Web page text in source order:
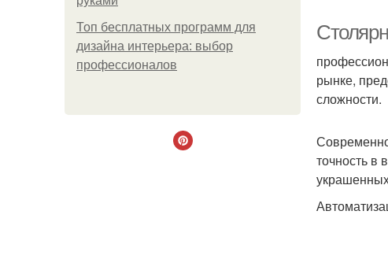
Топ бесплатных программ для
дизайна интерьера: выбор
профессионалов
рынке,
сложности.
точность в